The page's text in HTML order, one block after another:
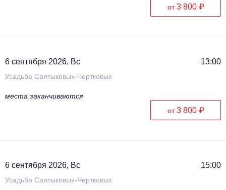
от3 800 ₽
6 сентября 2026, Вс 13:00
Усадьба Салтыковых-Чертковых
места заканчиваются
от3 800 ₽
6 сентября 2026, Вс 15:00
Усадьба Салтыковых-Чертковых